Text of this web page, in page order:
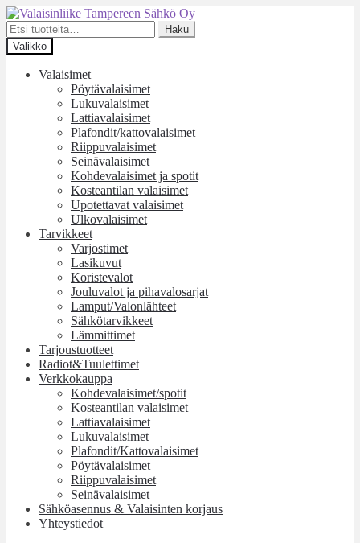
Siirry
navigointiin
Siirry
sisältöön
Etsi:
Haku
Valikko
Valaisimet
Pöytävalaisimet
Lukuvalaisimet
Lattiavalaisimet
Plafondit/kattovalaisimet
Riippuvalaisimet
Seinävalaisimet
Kohdevalaisimet ja spotit
Kosteantilan valaisimet
Upotettavat valaisimet
Ulkovalaisimet
Tarvikkeet
Varjostimet
Lasikuvut
Koristevalot
Jouluvalot ja pihavalosarjat
Lamput/Valonlähteet
Sähkötarvikkeet
Lämmittimet
Tarjoustuotteet
Radiot&Tuulettimet
Verkkokauppa
Kohdevalaisimet/spotit
Kosteantilan valaisimet
Lattiavalaisimet
Lukuvalaisimet
Plafondit/Kattovalaisimet
Pöytävalaisimet
Riippuvalaisimet
Seinävalaisimet
Sähköasennus & Valaisinten korjaus
Yhteystiedot